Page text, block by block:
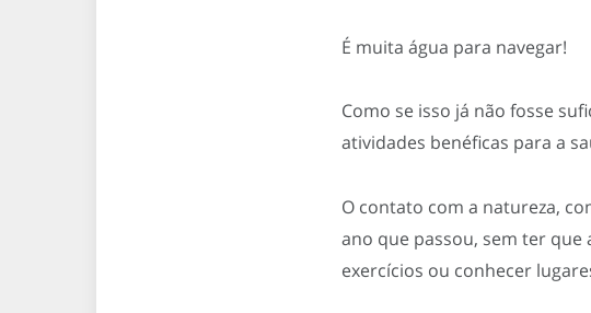
É muita água para navegar!
Como se isso já não fosse
atividades benéficas para a
O contato com a natureza,
ano que passou, sem ter
exercícios ou conhecer